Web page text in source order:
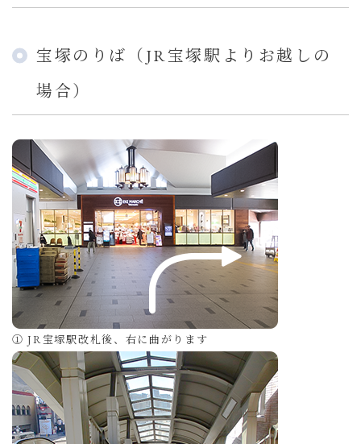
宝塚のりば（JR宝塚駅よりお越しの
場合）
① JR宝塚駅改札後、右に曲がります